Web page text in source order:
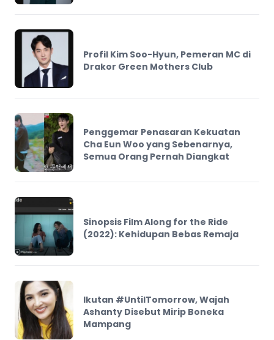
Profil Kim Soo-Hyun, Pemeran MC di
Drakor Green Mothers Club
Penggemar Penasaran Kekuatan
Cha Eun Woo yang Sebenarnya,
Semua Orang Pernah Diangkat
Sinopsis Film Along for the Ride
(2022): Kehidupan Bebas Remaja
Ikutan #UntilTomorrow, Wajah
Ashanty Disebut Mirip Boneka
Mampang